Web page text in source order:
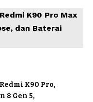
K90 Pro Max
dan Baterai
Redmi K90 Pro
8 Gen 5